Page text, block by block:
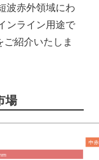
波赤外領域にわ
ンライン用途で
紹介いたしま
場